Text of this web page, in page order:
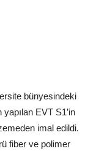
bünyesindeki
EVT S1’in
imal edildi.
fiber ve polimer